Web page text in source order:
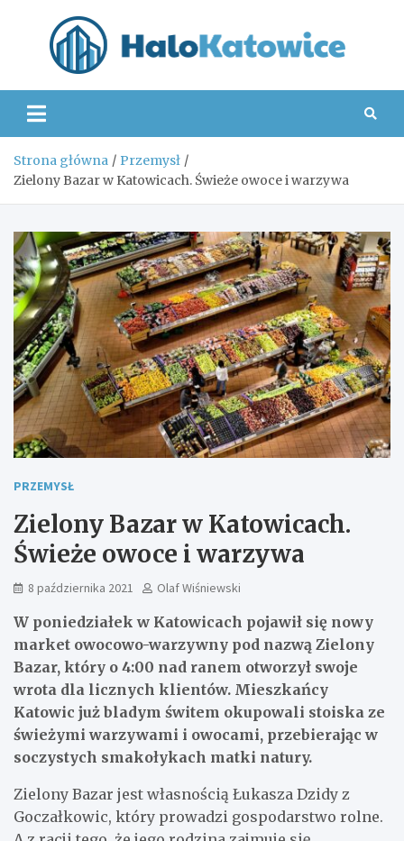
Strona główna
Przemysł
Zielony Bazar w Katowicach. Świeże owoce i warzywa
PRZEMYSŁ
Zielony Bazar w Katowicach.
Świeże owoce i warzywa
8 października 2021 Olaf Wiśniewski
W poniedziałek w Katowicach pojawił się nowy
market owocowo-warzywny pod nazwą Zielony
Bazar, który o 4:00 nad ranem otworzył swoje
wrota dla licznych klientów. Mieszkańcy
Katowic już bladym świtem okupowali stoiska ze
świeżymi warzywami i owocami, przebierając w
soczystych smakołykach matki natury.
Zielony Bazar jest własnością Łukasza Dzidy z
Goczałkowic, który prowadzi gospodarstwo rolne.